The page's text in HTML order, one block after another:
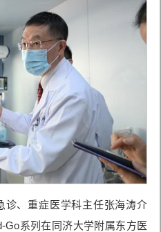
诊、重症医学科主任张海涛介
Go系列在同济大学附属东方医